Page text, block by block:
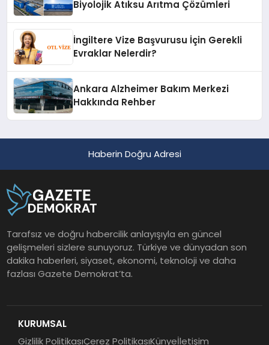
Biyolojik Atıksu Arıtma Çözümleri
İngiltere Vize Başvurusu İçin Gerekli
Evraklar Nelerdir?
Ankara Alzheimer Bakım Merkezi
Hakkında Rehber
Haberin Doğru Adresi
Tarafsız ve doğru habercilik anlayışıyla en güncel
gelişmeleri sizlere sunuyoruz. Türkiye ve dünyadan son
dakika haberleri, siyaset, ekonomi, teknoloji ve daha
fazlası Gazete Demokrat’ta.
KURUMSAL
Gizlilik PolitikasıÇerez PolitikasıKünyeİletişim